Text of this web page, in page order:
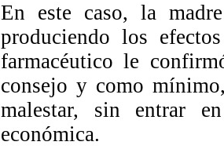
En este caso, la
produciendo los
farmacéutico le
consejo y como
malestar, sin entrar
económica.